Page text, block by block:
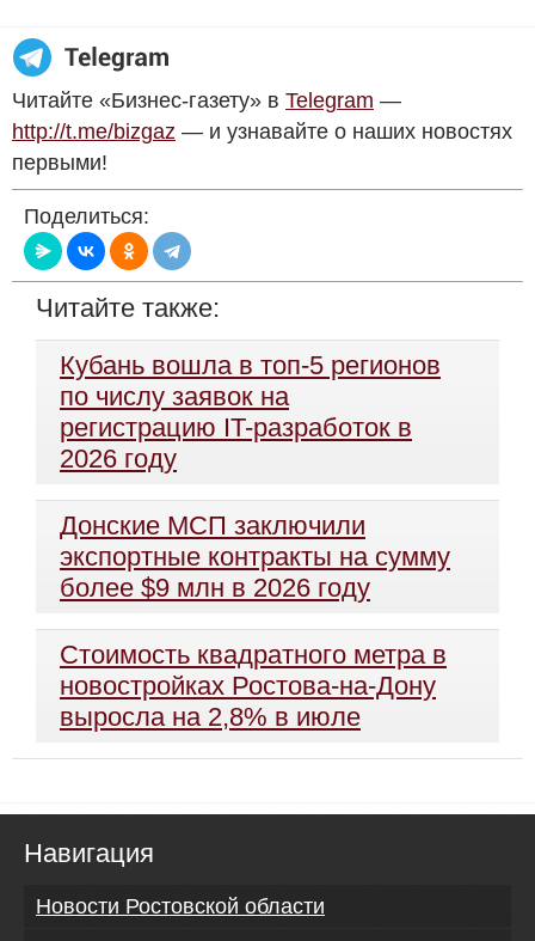
Читайте «Бизнес-газету» в Telegram —
http://t.me/bizgaz — и узнавайте о наших новостях
первыми!
Поделиться:
Читайте также:
Кубань вошла в топ-5 регионов
по числу заявок на
регистрацию IT-разработок в
2026 году
Донские МСП заключили
экспортные контракты на сумму
более $9 млн в 2026 году
Стоимость квадратного метра в
новостройках Ростова-на-Дону
выросла на 2,8% в июле
Навигация
Новости Ростовской области